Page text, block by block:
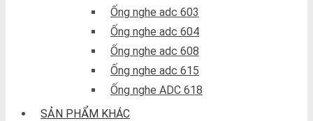
Ống nghe adc 603
Ống nghe adc 604
Ống nghe adc 608
Ống nghe adc 615
Ống nghe ADC 618
SẢN PHẨM KHÁC